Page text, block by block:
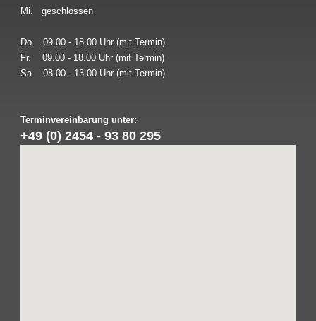
Mi. geschlossen
Do. 09.00 - 18.00 Uhr (mit Termin)
Fr. 09.00 - 18.00 Uhr (mit Termin)
Sa. 08.00 - 13.00 Uhr (mit Termin)
Terminvereinbarung unter:
+49 (0) 2454 - 93 80 295